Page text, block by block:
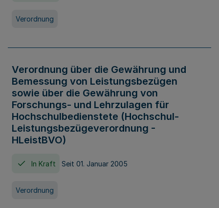
Verordnung
Verordnung über die Gewährung und
Bemessung von Leistungsbezügen
sowie über die Gewährung von
Forschungs- und Lehrzulagen für
Hochschulbedienstete (Hochschul-
Leistungsbezügeverordnung -
HLeistBVO)
In Kraft Seit 01. Januar 2005
Verordnung